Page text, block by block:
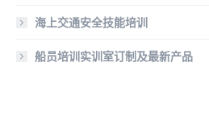
海上交通安全技能培训
船员培训实训室订制及最新产品